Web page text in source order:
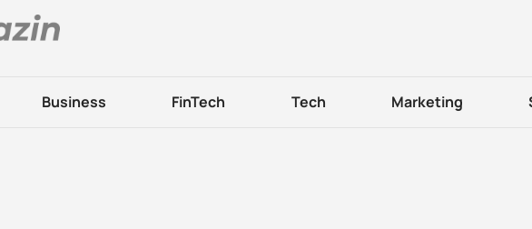
Business FinTech Tech Marketing